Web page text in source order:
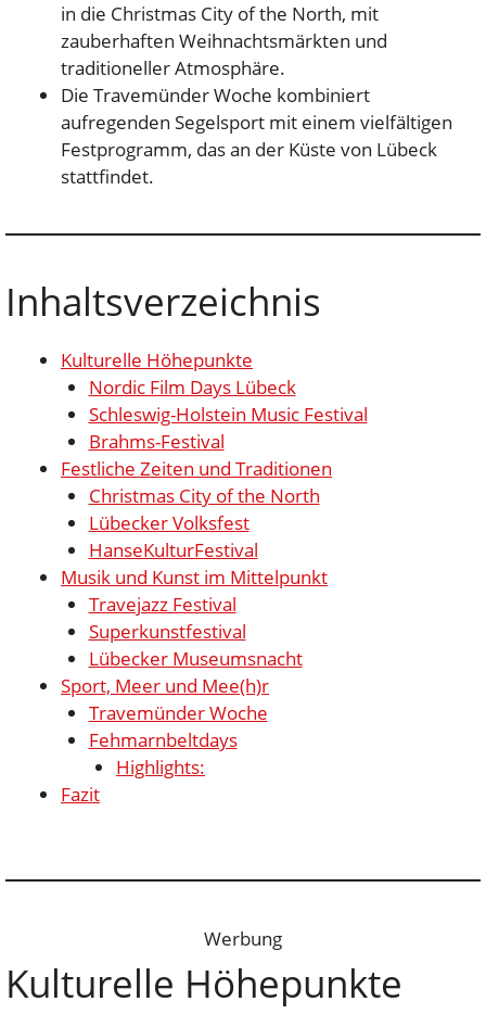
in die Christmas City of the North, mit
zauberhaften Weihnachtsmärkten und
traditioneller Atmosphäre.
Die Travemünder Woche kombiniert
aufregenden Segelsport mit einem vielfältigen
Festprogramm, das an der Küste von Lübeck
stattfindet.
Inhaltsverzeichnis
Kulturelle Höhepunkte
Nordic Film Days Lübeck
Schleswig-Holstein Music Festival
Brahms-Festival
Festliche Zeiten und Traditionen
Christmas City of the North
Lübecker Volksfest
HanseKulturFestival
Musik und Kunst im Mittelpunkt
Travejazz Festival
Superkunstfestival
Lübecker Museumsnacht
Sport, Meer und Mee(h)r
Travemünder Woche
Fehmarnbeltdays
Highlights:
Fazit
Werbung
Kulturelle Höhepunkte